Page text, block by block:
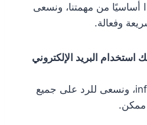
أساسيًا من مهمتنا، ونسعى
وفعالة.
استخدام البريد الإلكتروني
، ونسعى للرد على جميع
ممكن.